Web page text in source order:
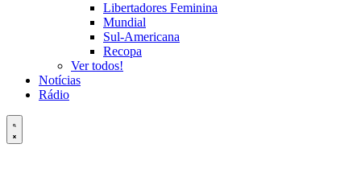
Libertadores Feminina
Mundial
Sul-Americana
Recopa
Ver todos!
Notícias
Rádio